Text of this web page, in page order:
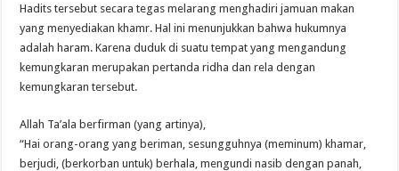
Hadits tersebut secara tegas melarang menghadiri jamuan makan
yang menyediakan khamr. Hal ini menunjukkan bahwa hukumnya
adalah haram. Karena duduk di suatu tempat yang mengandung
kemungkaran merupakan pertanda ridha dan rela dengan
kemungkaran tersebut.
Allah Ta’ala berfirman (yang artinya),
“Hai orang-orang yang beriman, sesungguhnya (meminum) khamar,
berjudi, (berkorban untuk) berhala, mengundi nasib dengan panah,